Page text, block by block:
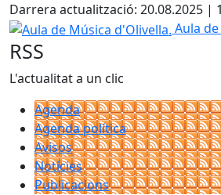
Darrera actualització: 20.08.2025 |
Aula de Música d'Olivella.
Aula
RSS
L'actualitat a un clic
Agenda
Agenda política
Avisos
Notícies
Publicacions